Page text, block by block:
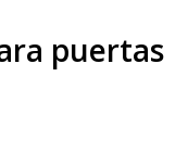
puertas